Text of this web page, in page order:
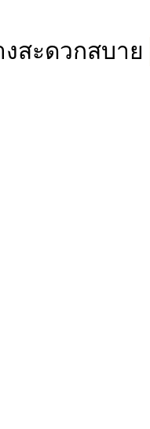
สะดวกสบาย